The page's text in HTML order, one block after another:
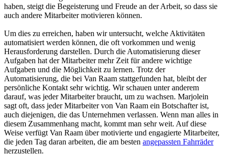
haben, steigt die Begeisterung und Freude an der Arbeit, so dass sie
auch andere Mitarbeiter motivieren können.
Um dies zu erreichen, haben wir untersucht, welche Aktivitäten
automatisiert werden können, die oft vorkommen und wenig
Herausforderung darstellen. Durch die Automatisierung dieser
Aufgaben hat der Mitarbeiter mehr Zeit für andere wichtige
Aufgaben und die Möglichkeit zu lernen. Trotz der
Automatisierung, die bei Van Raam stattgefunden hat, bleibt der
persönliche Kontakt sehr wichtig. Wir schauen unter anderem
darauf, was jeder Mitarbeiter braucht, um zu wachsen. Marjolein
sagt oft, dass jeder Mitarbeiter von Van Raam ein Botschafter ist,
auch diejenigen, die das Unternehmen verlassen. Wenn man alles in
diesem Zusammenhang macht, kommt man sehr weit. Auf diese
Weise verfügt Van Raam über motivierte und engagierte Mitarbeiter,
die jeden Tag daran arbeiten, die am besten angepassten Fahrräder
herzustellen.